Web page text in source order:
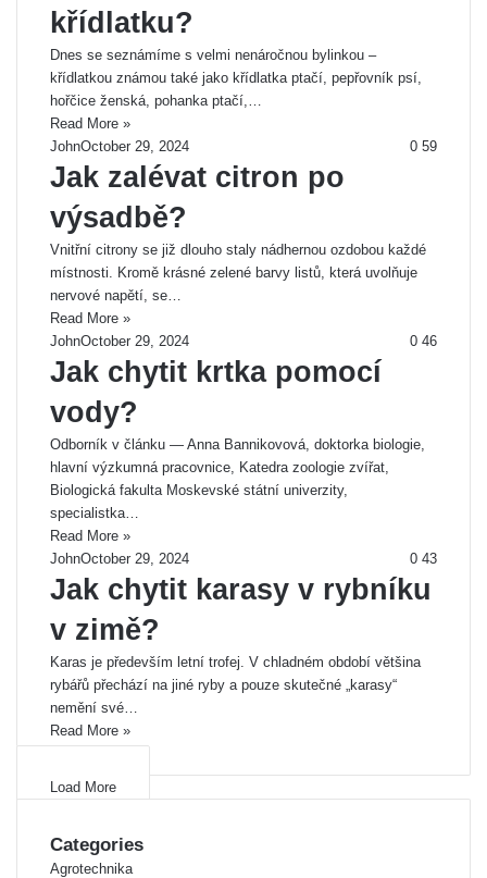
křídlatku?
Dnes se seznámíme s velmi nenáročnou bylinkou –
křídlatkou známou také jako křídlatka ptačí, pepřovník psí,
hořčice ženská, pohanka ptačí,…
Read More »
JohnOctober 29, 2024 0 59
Jak zalévat citron po
výsadbě?
Vnitřní citrony se již dlouho staly nádhernou ozdobou každé
místnosti. Kromě krásné zelené barvy listů, která uvolňuje
nervové napětí, se…
Read More »
JohnOctober 29, 2024 0 46
Jak chytit krtka pomocí
vody?
Odborník v článku — Anna Bannikovová, doktorka biologie,
hlavní výzkumná pracovnice, Katedra zoologie zvířat,
Biologická fakulta Moskevské státní univerzity,
specialistka…
Read More »
JohnOctober 29, 2024 0 43
Jak chytit karasy v rybníku
v zimě?
Karas je především letní trofej. V chladném období většina
rybářů přechází na jiné ryby a pouze skutečné „karasy“
nemění své…
Read More »
Load More
Categories
Agrotechnika